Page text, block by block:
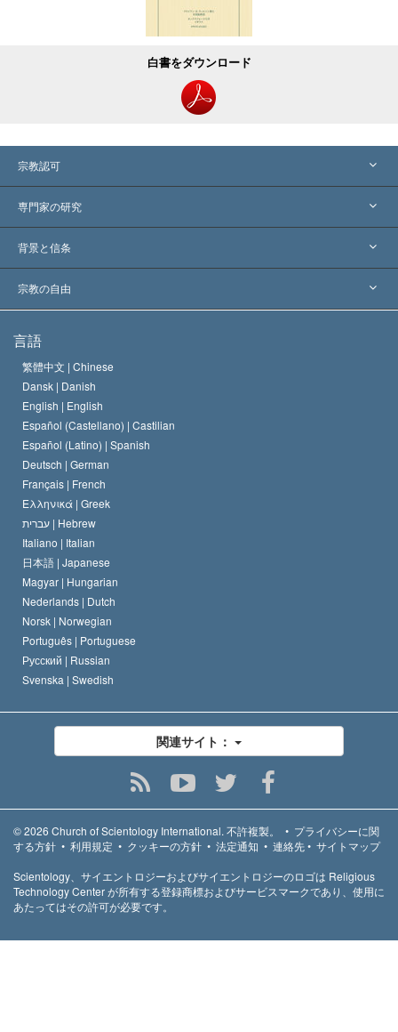
白書をダウンロード
宗教認可
アメリカ
世界各地での認可
主要な裁定
専門家の研究
各分野の専門家による見解
世界を代表する専門家
背景と信条
L. ロン ハバード
サイエントロジー教会の信条
サイエントロジストの規律
デビッド･ミスキャベッジ
宗教の自由
何でしょう？
人権の国際基準
宗教に関する宣言
言語
繁體中文 | Chinese
Dansk | Danish
English | English
Español (Castellano) | Castilian
Español (Latino) | Spanish
Deutsch | German
Français | French
Ελληνικά | Greek
עברית | Hebrew
Italiano | Italian
日本語 | Japanese
Magyar | Hungarian
Nederlands | Dutch
Norsk | Norwegian
Português | Portuguese
Русский | Russian
Svenska | Swedish
関連サイト：
© 2026 Church of Scientology International. 不許複製。 • プライバシーに関
する方針 • 利用規定 • クッキーの方針 • 法定通知 • 連絡先• サイトマップ
Scientology、サイエントロジーおよびサイエントロジーのロゴは Religious
Technology Center が所有する登録商標およびサービスマークであり、使用に
あたってはその許可が必要です。